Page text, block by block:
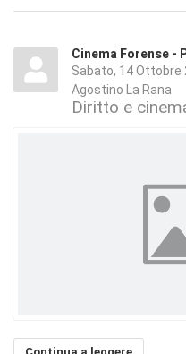
Cinema Forense -
Sabato, 14 Ottobre
Agostino La Rana
Diritto e